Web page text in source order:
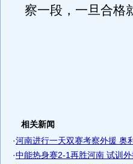
察一段，一旦合格
相关新闻
·河南进行一天双赛考察外援 奥
·中能热身赛2-1再胜河南 试训